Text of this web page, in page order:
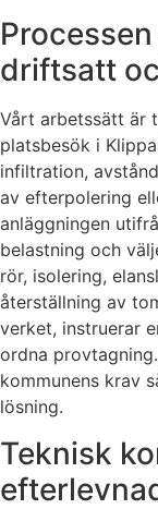
driftsatt
Vårt arbetssätt är
platsbesök i
infiltration,
av efterpolering
anläggningen
belastning och
rör, isolering,
återställning av
verket, instruerar
ordna
kommunens krav
lösning.
Teknisk